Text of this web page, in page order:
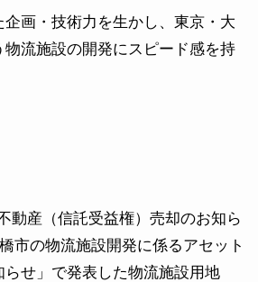
画・技術力を生かし、東京・大
流施設の開発にスピード感を持
動産（信託受益権）売却のお知ら
市の物流施設開発に係るアセット
せ」で発表した物流施設用地